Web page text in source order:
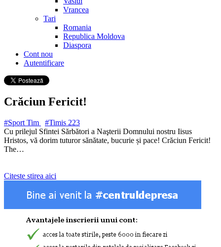
Vrancea
Tari
Romania
Republica Moldova
Diaspora
Cont nou
Autentificare
Crăciun Fericit!
#Sport Tim #Timis 223
Cu prilejul Sfintei Sărbători a Naşterii Domnului nostru Iisus
Hristos, vă dorim tuturor sănătate, bucurie și pace! Crăciun Fericit!
The…
Citeste stirea aici